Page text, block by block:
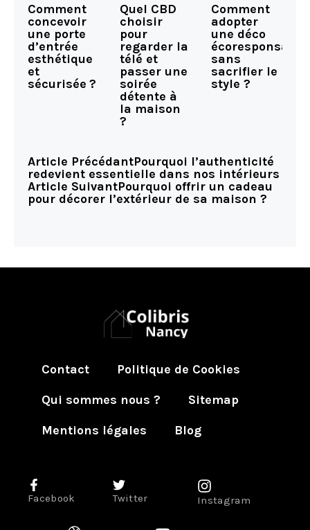
Comment
concevoir
une porte
d’entrée
esthétique
et
sécurisée ?
Quel CBD
choisir
pour
regarder la
télé et
passer une
soirée
détente à
la maison
?
Comment
adopter
une déco
écoresponsable
sans
sacrifier le
style ?
Article PrécédantPourquoi l’authenticité
redevient essentielle dans nos intérieurs
Article SuivantPourquoi offrir un cadeau
pour décorer l’extérieur de sa maison ?
Contact
Politique de Cookies
Qui sommes nous ?
Sitemap
Mentions légales
Blog
Facebook Twitter Instagram